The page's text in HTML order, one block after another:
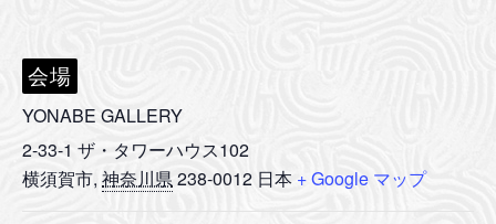
会場
YONABE GALLERY
2-33-1 ザ・タワーハウス102
横須賀市, 神奈川県238-0012 日本 + Google マップ